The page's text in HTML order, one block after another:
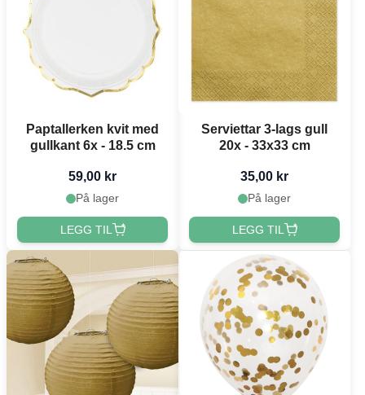
Paptallerken kvit med
gullkant 6x - 18.5 cm
59,00 kr
På lager
LEGG TIL
Serviettar 3-lags gull
20x - 33x33 cm
35,00 kr
På lager
LEGG TIL